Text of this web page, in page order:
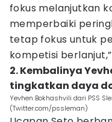
fokus melanjutkan
memperbaiki
tetap fokus untuk
kompetisi
2. Kembalinya
tingkatkan daya
Yevhen Bokhashvili dari PSS
(Twitter.com/pssleman)